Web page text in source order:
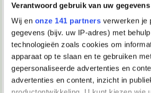
Verantwoord gebruik van uw gegevens
Wij en onze 141 partners verwerken je
gegevens (bijv. uw IP-adres) met
technologieën zoals cookies om
apparaat op te slaan en te gebruiken
gepersonaliseerde advertenties en
advertenties en content, inzicht in
Dus, ook daarom hebben
grotere kans op het overdragen van
AIDS.
mee oneens.
Dat 'openhalen' zoals jij beschrijft zal
Maargoed, misschien heb je er ervaring
oordeel ik dan amar niet over